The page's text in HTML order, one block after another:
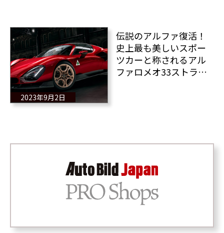
2023年9月2日
伝説のアルファ復活！
史上最も美しいスポー
ツカーと称されるアル
ファロメオ33ストラダ